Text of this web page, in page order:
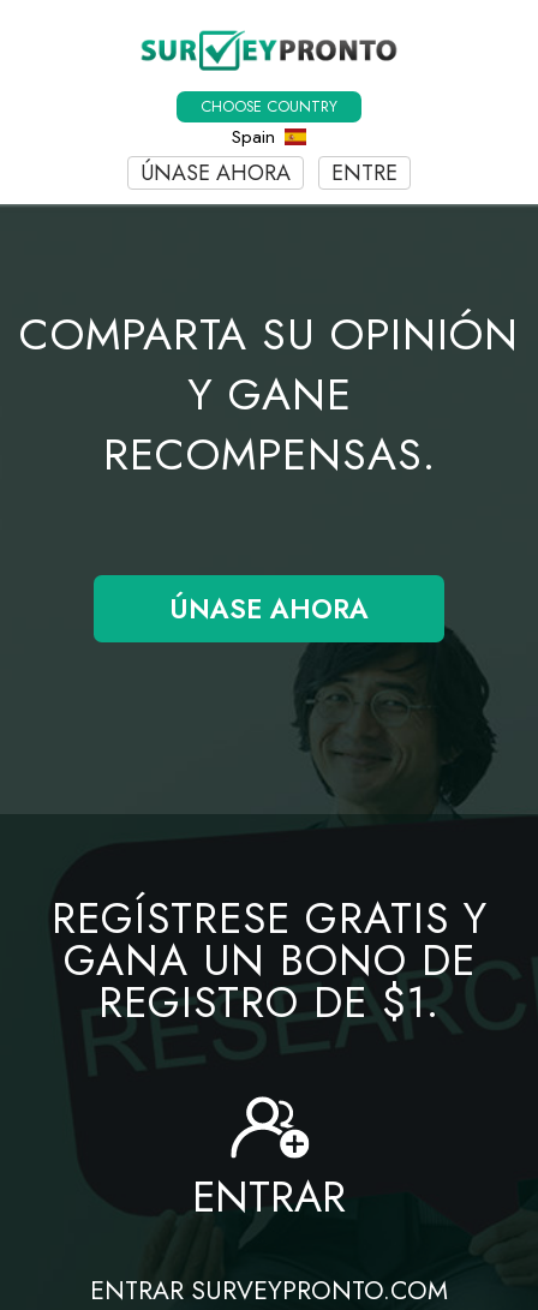
CHOOSE COUNTRY
Spain
ÚNASE AHORA ENTRE
COMPARTA SU OPINIÓN
Y GANE
RECOMPENSAS.
ÚNASE AHORA
REGÍSTRESE GRATIS Y
GANA UN BONO DE
REGISTRO DE $1.
ENTRAR
ENTRAR SURVEYPRONTO.COM